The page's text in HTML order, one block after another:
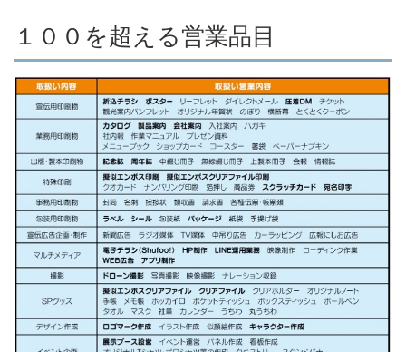
１００を超える営業品目